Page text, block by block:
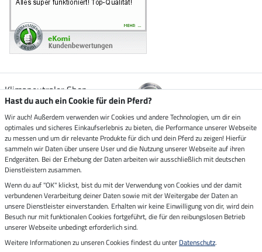
Klimaneutraler Shop
Zustellung durch
Sicher bezahlen mit
Vorkasse
Impressum
Hast du auch ein Cookie für dein Pferd?
Wir auch! Außerdem verwenden wir Cookies und andere Technologien, um dir ein
optimales und sicheres Einkaufserlebnis zu bieten, die Performance unserer Webseite
zu messen und um dir relevante Produkte für dich und dein Pferd zu zeigen! Hierfür
sammeln wir Daten über unsere User und die Nutzung unserer Webseite auf ihren
Endgeräten. Bei der Erhebung der Daten arbeiten wir ausschließlich mit deutschen
Dienstleistern zusammen.
Wenn du auf "OK" klickst, bist du mit der Verwendung von Cookies und der damit
verbundenen Verarbeitung deiner Daten sowie mit der Weitergabe der Daten an
unsere Dienstleister einverstanden. Erhalten wir keine Einwilligung von dir, wird dein
Besuch nur mit funktionalen Cookies fortgeführt, die für den reibungslosen Betrieb
unserer Webseite unbedingt erforderlich sind.
Weitere Informationen zu unseren Cookies findest du unter Datenschutz.